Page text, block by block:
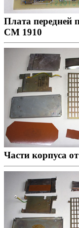
Плата передней
CM 1910
Части корпуса